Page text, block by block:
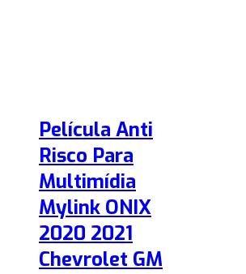
Película Anti
Risco Para
Multimídia
Mylink ONIX
2020 2021
Chevrolet GM